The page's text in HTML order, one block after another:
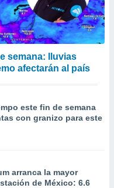
semana: lluvias
afectarán al país
este fin de semana
con granizo para este
arranca la mayor
de México: 6.6